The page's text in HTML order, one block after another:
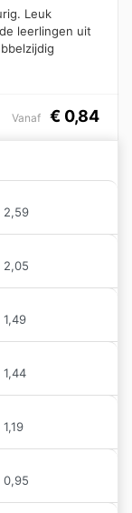
Leuk
leerlingen uit
Vanaf € 0,84
2,59
2,05
1,49
1,44
1,19
0,95